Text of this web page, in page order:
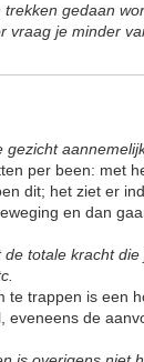
trekken gedaan
vraag je minder
per been: met
dit; het ziet er
en dan
totale kracht
te trappen is een
eveneens de